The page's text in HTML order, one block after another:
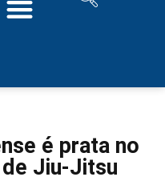
é prata no
Jiu-Jitsu